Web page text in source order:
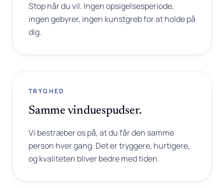
Stop når du vil. Ingen opsigelsesperiode,
ingen gebyrer, ingen kunstgreb for at holde på
dig.
TRYGHED
Samme vinduespudser.
Vi bestræber os på, at du får den samme
person hver gang. Det er tryggere, hurtigere,
og kvaliteten bliver bedre med tiden.